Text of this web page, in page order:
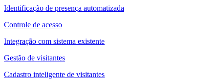
Identificação de presença automatizada
Controle de acesso
Integração com sistema existente
Gestão de visitantes
Cadastro inteligente de visitantes